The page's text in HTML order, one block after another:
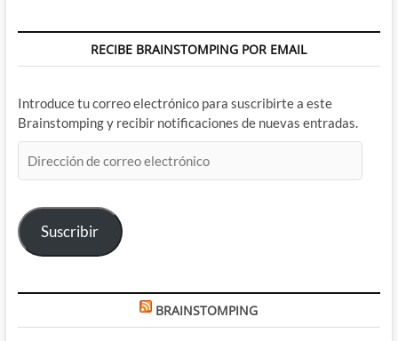
RECIBE BRAINSTOMPING POR EMAIL
Introduce tu correo electrónico para suscribirte a este
Brainstomping y recibir notificaciones de nuevas entradas.
de
electrónico
Suscribir
BRAINSTOMPING